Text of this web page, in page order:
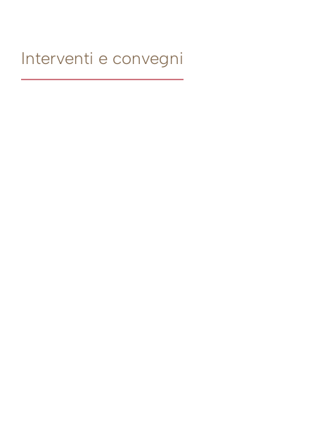
Interventi e convegni